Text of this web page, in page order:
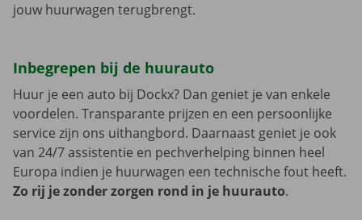
jouw huurwagen terugbrengt.
Inbegrepen bij de huurauto
Huur je een auto bij Dockx? Dan geniet je van enkele
voordelen. Transparante prijzen en een persoonlijke
service zijn ons uithangbord. Daarnaast geniet je ook
van 24/7 assistentie en pechverhelping binnen heel
Europa indien je huurwagen een technische fout heeft.
Zo rij je zonder zorgen rond in je huurauto.